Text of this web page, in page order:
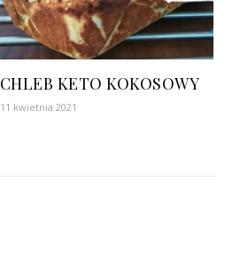
CHLEB KETO KOKOSOWY
11 kwietnia 2021